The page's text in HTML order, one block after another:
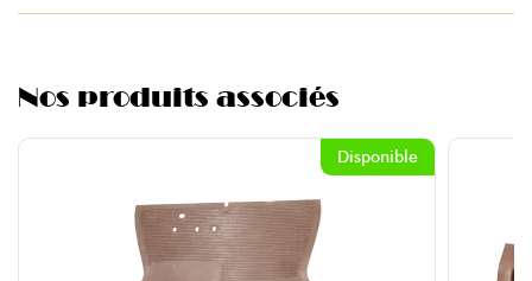
Nos produits associés
Disponible